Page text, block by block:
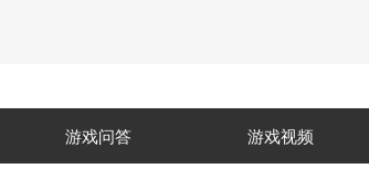
游戏问答 游戏视频